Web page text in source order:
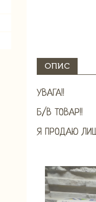
ОПИС
УВАГА!!
Б/В ТОВАР!!
Я ПРОДАЮ